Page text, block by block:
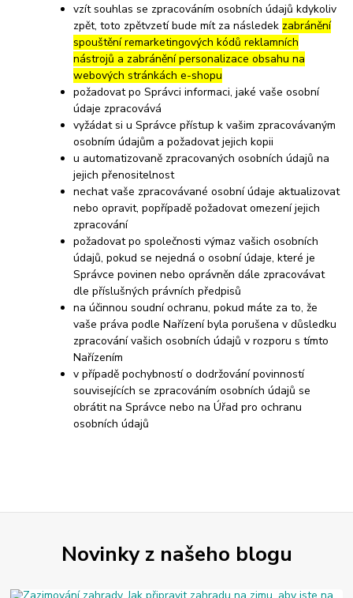
vzít souhlas se zpracováním osobních údajů kdykoliv
zpět, toto zpětvzetí bude mít za následek zabránění
spouštění remarketingových kódů reklamních
nástrojů a zabránění personalizace obsahu na
webových stránkách e-shopu
požadovat po Správci informaci, jaké vaše osobní
údaje zpracovává
vyžádat si u Správce přístup k vašim zpracovávaným
osobním údajům a požadovat jejich kopii
u automatizovaně zpracovaných osobních údajů na
jejich přenositelnost
nechat vaše zpracovávané osobní údaje aktualizovat
nebo opravit, popřípadě požadovat omezení jejich
zpracování
požadovat po společnosti výmaz vašich osobních
údajů, pokud se nejedná o osobní údaje, které je
Správce povinen nebo oprávněn dále zpracovávat
dle příslušných právních předpisů
na účinnou soudní ochranu, pokud máte za to, že
vaše práva podle Nařízení byla porušena v důsledku
zpracování vašich osobních údajů v rozporu s tímto
Nařízením
v případě pochybností o dodržování povinností
souvisejících se zpracováním osobních údajů se
obrátit na Správce nebo na Úřad pro ochranu
osobních údajů
Novinky z našeho blogu